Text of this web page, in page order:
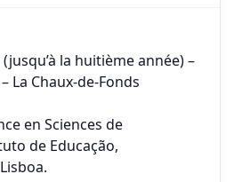
la huitième année) –
La Chaux-de-Fonds
en Sciences de
de Educação,